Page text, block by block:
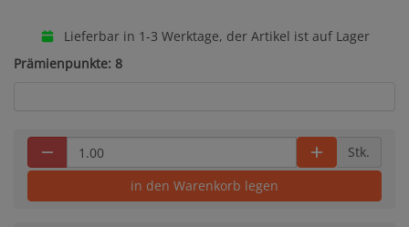
Lieferbar in 1-3 Werktage, der Artikel ist auf Lager
Prämienpunkte: 8
Stk.
in den Warenkorb legen